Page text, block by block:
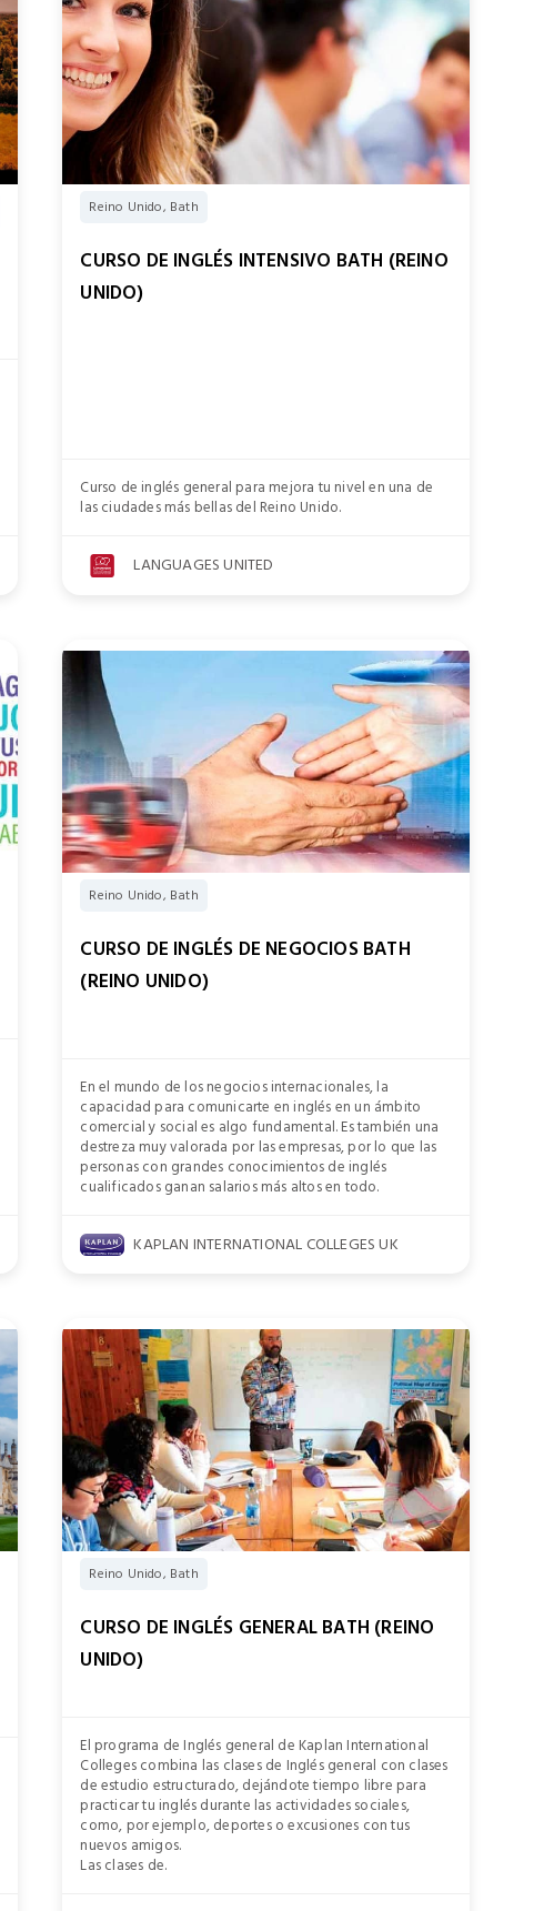
Reino Unido, Bath
CURSO DE INGLÉS INTENSIVO BATH (REINO
UNIDO)
Curso de inglés general para mejora tu nivel en una de
las ciudades más bellas del Reino Unido.
LANGUAGES UNITED
Reino Unido, Bath
CURSO DE INGLÉS DE NEGOCIOS BATH
(REINO UNIDO)
En el mundo de los negocios internacionales, la
capacidad para comunicarte en inglés en un ámbito
comercial y social es algo fundamental. Es también una
destreza muy valorada por las empresas, por lo que las
personas con grandes conocimientos de inglés
cualificados ganan salarios más altos en todo.
KAPLAN INTERNATIONAL COLLEGES UK
Reino Unido, Bath
CURSO DE INGLÉS GENERAL BATH (REINO
UNIDO)
El programa de Inglés general de Kaplan International
Colleges combina las clases de Inglés general con clases
de estudio estructurado, dejándote tiempo libre para
practicar tu inglés durante las actividades sociales,
como, por ejemplo, deportes o excusiones con tus
nuevos amigos.
Las clases de.